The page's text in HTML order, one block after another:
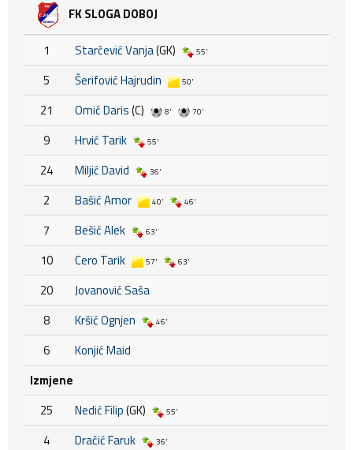
FK SLOGA DOBOJ
1 Starčević Vanja(GK) 55'
5 Šerifović Hajrudin 50'
21 Omić Daris(C) 8' 70'
9 Hrvić Tarik 55'
24 Miljić David 36'
2 Bašić Amor 40' 46'
7 Bešić Alek 63'
10 Cero Tarik 57' 63'
20
Jovanović Saša
8
Kršić Ognjen 46'
6
Konjić Maid
Izmjene
25
Nedić Filip(GK) 55'
4 Dračić Faruk 36'